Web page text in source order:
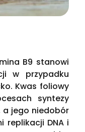
B9 stanowi
w przypadku
Kwas foliowy
syntezy
a jego niedobór
replikacji DNA i